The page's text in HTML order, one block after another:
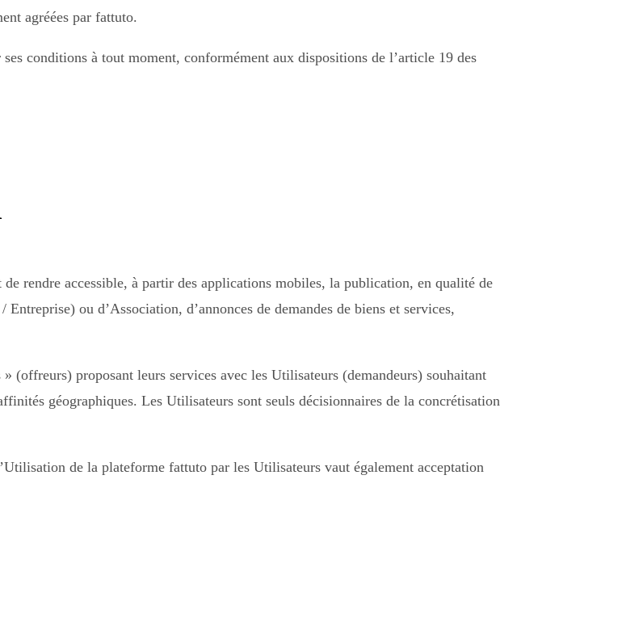
agréées par fattuto.
conditions à tout moment, conformément aux dispositions de l’article 19 des
rendre accessible, à partir des applications mobiles, la publication, en qualité de
ou d’Association, d’annonces de demandes de biens et services,
(offreurs) proposant leurs services avec les Utilisateurs (demandeurs) souhaitant
géographiques. Les Utilisateurs sont seuls décisionnaires de la concrétisation
de la plateforme fattuto par les Utilisateurs vaut également acceptation